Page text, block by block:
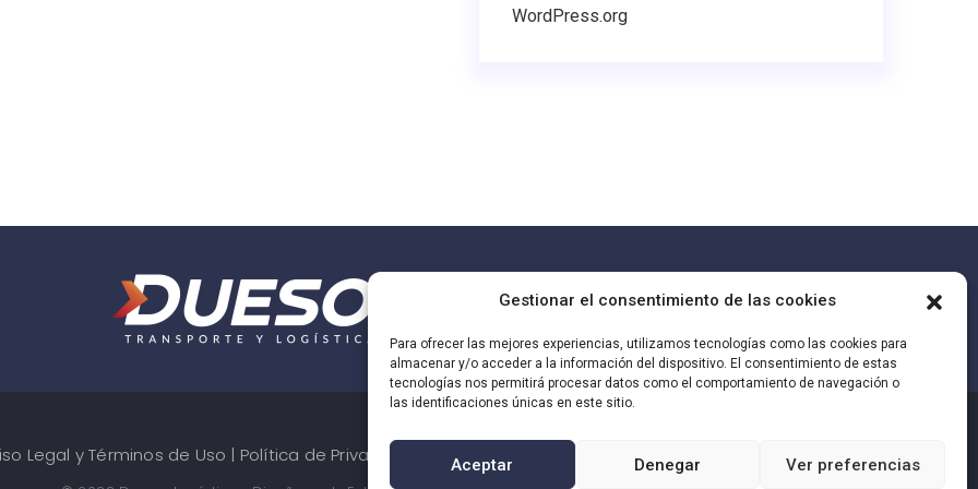
Gestionar el consentimiento de las cookies
Para ofrecer las mejores experiencias, utilizamos tecnologías como las cookies para
almacenar y/o acceder a la información del dispositivo. El consentimiento de estas
tecnologías nos permitirá procesar datos como el comportamiento de navegación o
las identificaciones únicas en este sitio.
Aceptar Denegar Ver preferencias
WordPress.org
Legal y Términos de Uso | Política de Privacidad Contacto